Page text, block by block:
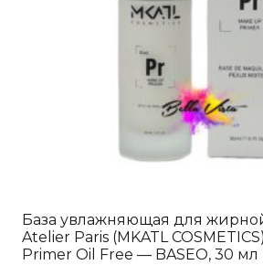
База увлажняющая для
Atelier Paris (MKATL
Primer Oil Free — BASEO, 30 мл